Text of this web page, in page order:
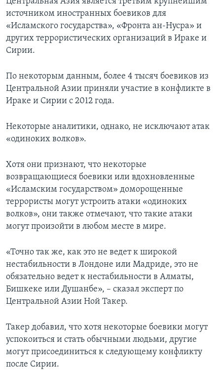
источником иностранных боевиков для
«Исламского государства», «Фронта ан-Нусра» и
других террористических организаций в Ираке и
Сирии.
По некоторым данным, более 4 тысяч боевиков из
Центральной Азии приняли участие в конфликте в
Ираке и Сирии с 2012 года.
Некоторые аналитики, однако, не исключают атак
«одиноких волков».
Хотя они признают, что некоторые
возвращающиеся боевики или вдохновленные
«Исламским государством» доморощенные
террористы могут устроить атаки «одиноких
волков», они также отмечают, что такие атаки
могут произойти в любом месте в мире.
«Точно так же, как это не ведет к широкой
нестабильности в Лондоне или Мадриде, это не
обязательно ведет к нестабильности в Алматы,
Бишкеке или Душанбе», – сказал эксперт по
Центральной Азии Ной Такер.
Такер добавил, что хотя некоторые боевики могут
успокоиться и стать обычными людьми, другие
могут присоединиться к следующему конфликту
после Сирии.